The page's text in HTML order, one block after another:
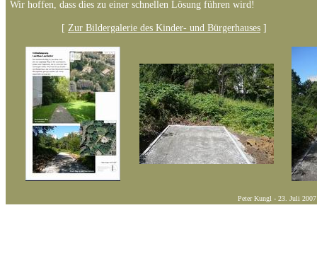
Wir hoffen, dass dies zu einer schnellen Lösung führen wird!
[ Zur Bildergalerie des Kinder- und Bürgerhauses ]
Peter Kungl - 23. Juli 2007